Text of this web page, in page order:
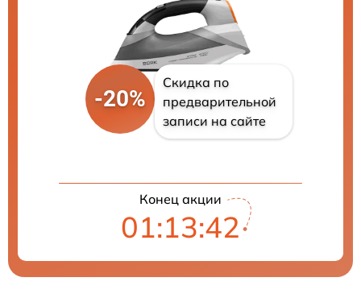
-20%
Скидка по
предварительной
записи на сайте
Конец акции
01:13:41